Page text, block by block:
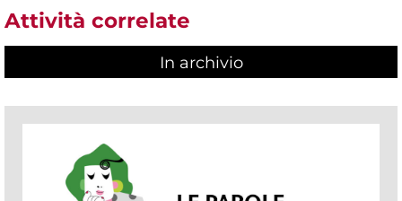
Attività correlate
In archivio